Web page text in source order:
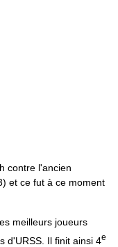
contre l'ancien
et ce fut à ce moment
meilleurs joueurs
d'URSS. Il finit ainsi 4e